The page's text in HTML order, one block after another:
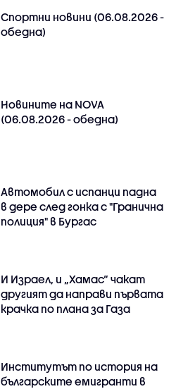
Спортни новини (06.08.2026 -
обедна)
Новините на NOVA
(06.08.2026 - обедна)
Автомобил с испанци падна
в дере след гонка с "Гранична
полиция" в Бургас
И Израел, и „Хамас“ чакат
другият да направи първата
крачка по плана за Газа
Институтът по история на
българските емигранти в